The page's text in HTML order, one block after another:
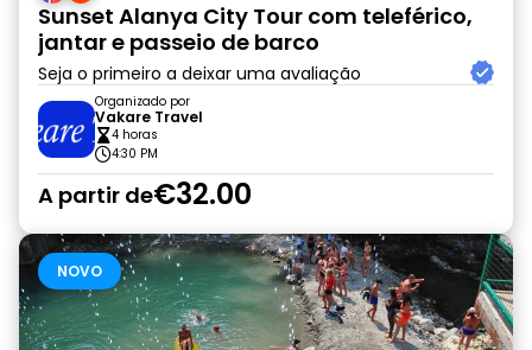
Sunset Alanya City Tour com teleférico,
jantar e passeio de barco
Seja o primeiro a deixar uma avaliação
Organizado por
Vakare Travel
4 horas
4:30 PM
A partir de€32.00
NOVO